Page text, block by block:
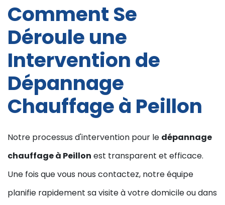
Comment Se
Déroule une
Intervention de
Dépannage
Chauffage à Peillon
Notre processus d'intervention pour le dépannage
chauffage à Peillon est transparent et efficace.
Une fois que vous nous contactez, notre équipe
planifie rapidement sa visite à votre domicile ou dans